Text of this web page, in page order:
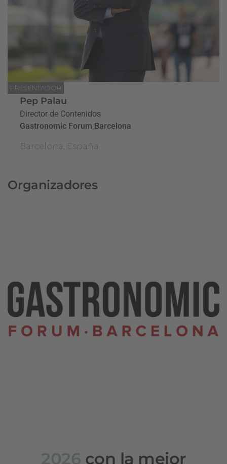
PRESENTADOR
Pep Palau
Director de Contenidos
Gastronomic Forum Barcelona
Barcelona, España
Organizadores
2026 con la mejor